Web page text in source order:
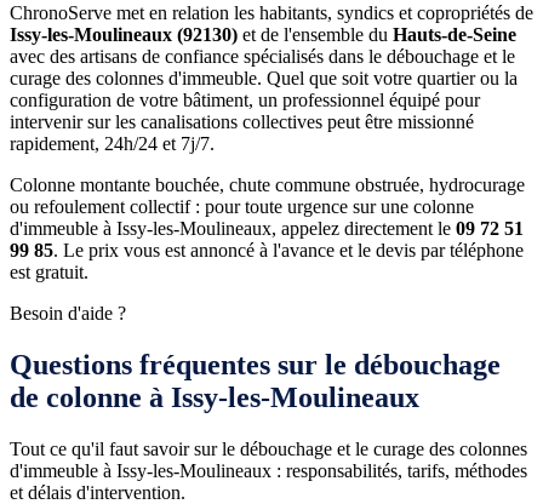
ChronoServe met en relation les habitants, syndics et copropriétés de
Issy-les-Moulineaux (92130) et de l'ensemble du Hauts-de-Seine
avec des artisans de confiance spécialisés dans le débouchage et le
curage des colonnes d'immeuble. Quel que soit votre quartier ou la
configuration de votre bâtiment, un professionnel équipé pour
intervenir sur les canalisations collectives peut être missionné
rapidement, 24h/24 et 7j/7.
Colonne montante bouchée, chute commune obstruée, hydrocurage
ou refoulement collectif : pour toute urgence sur une colonne
d'immeuble à Issy-les-Moulineaux, appelez directement le 09 72 51
99 85. Le prix vous est annoncé à l'avance et le devis par téléphone
est gratuit.
Besoin d'aide ?
Questions fréquentes sur le débouchage
de colonne à Issy-les-Moulineaux
Tout ce qu'il faut savoir sur le débouchage et le curage des colonnes
d'immeuble à Issy-les-Moulineaux : responsabilités, tarifs, méthodes
et délais d'intervention.